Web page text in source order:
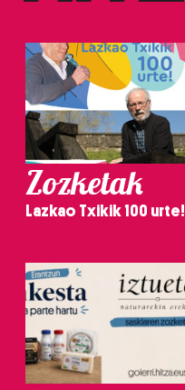
Zozketak
Lazkao Txikik 100 urte!